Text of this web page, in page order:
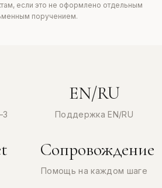
если это не оформлено отдельным
поручением.
EN/RU
Поддержка EN/RU
Сопровождение
Помощь на каждом шаге